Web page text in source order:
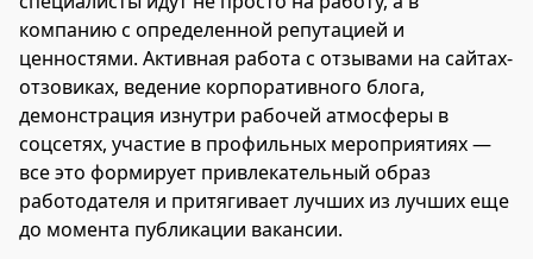
компанию с определенной репутацией и
ценностями. Активная работа с отзывами на сайтах-
отзовиках, ведение корпоративного блога,
демонстрация изнутри рабочей атмосферы в
соцсетях, участие в профильных мероприятиях —
все это формирует привлекательный образ
работодателя и притягивает лучших из лучших еще
до момента публикации вакансии.